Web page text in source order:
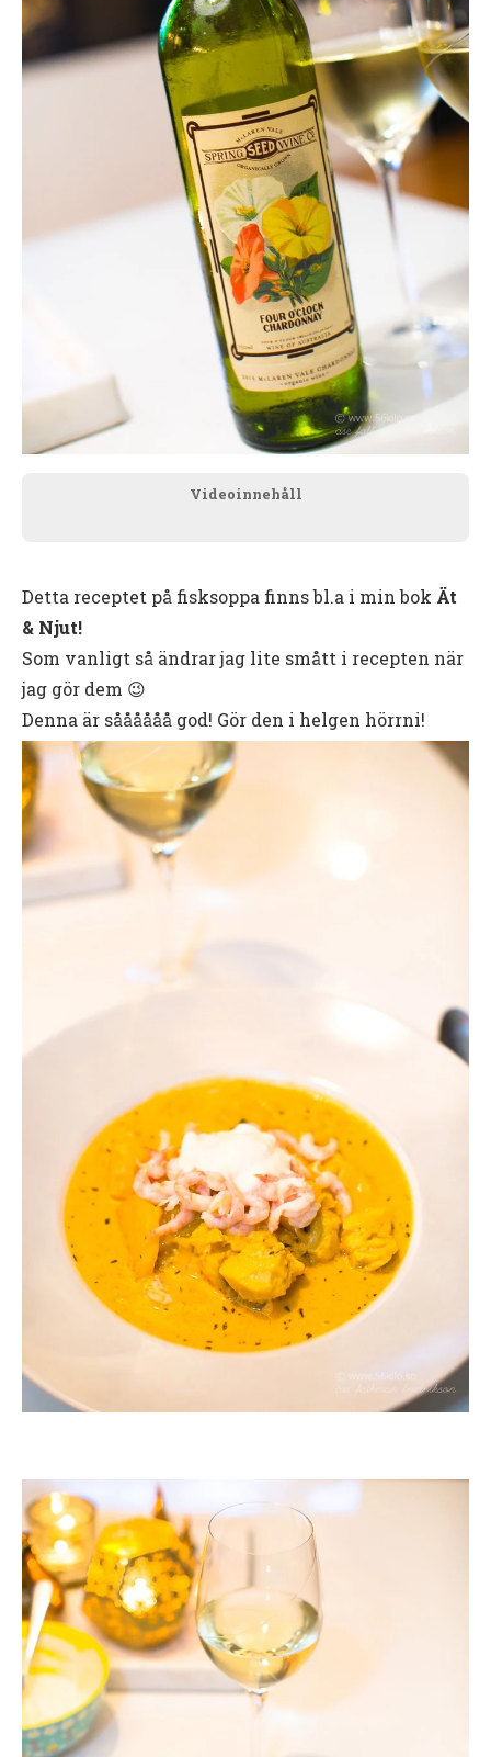
Videoinnehåll
Detta receptet på fisksoppa finns bl.a i min bok Ät
& Njut!
Som vanligt så ändrar jag lite smått i recepten när
jag gör dem 😉
Denna är såååååå god! Gör den i helgen hörrni!